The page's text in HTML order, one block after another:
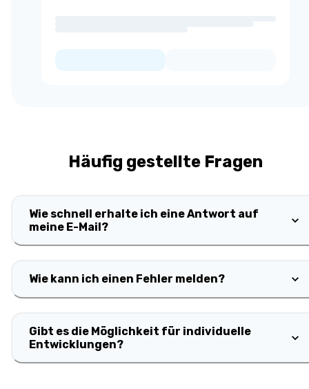
Häufig gestellte Fragen
Wie schnell erhalte ich eine Antwort auf
meine E-Mail?
Wie kann ich einen Fehler melden?
Gibt es die Möglichkeit für individuelle
Entwicklungen?